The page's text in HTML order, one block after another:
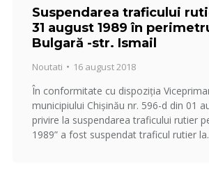
Suspendarea traficului
31 august 1989 în
Bulgară -str. Ismail
Noutati 16 august 2018
În conformitate cu dispoziția
municipiului Chișinău nr. 596-d din 01
privire la suspendarea traficului rutier
1989” a fost suspendat traficul rutier